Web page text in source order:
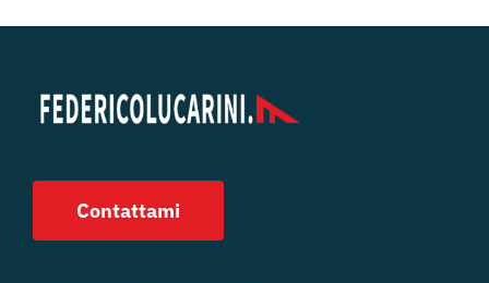
Contattami